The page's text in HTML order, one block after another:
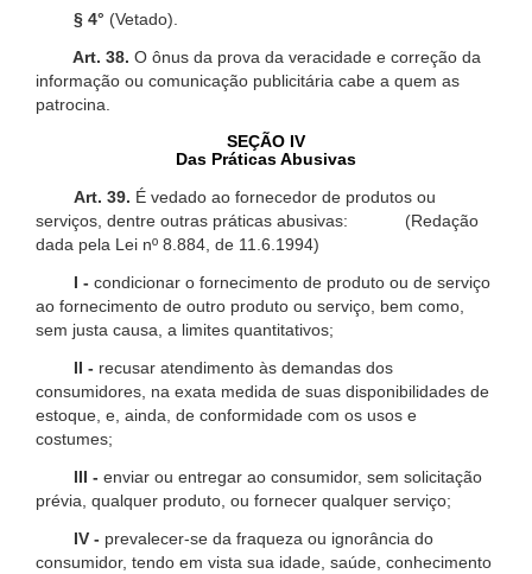
§ 4° (Vetado).
Art. 38. O ônus da prova da veracidade e correção da
informação ou comunicação publicitária cabe a quem as
patrocina.
SEÇÃO IV
Das Práticas Abusivas
Art. 39. É vedado ao fornecedor de produtos ou
serviços, dentre outras práticas abusivas: (Redação
dada pela Lei nº 8.884, de 11.6.1994)
I - condicionar o fornecimento de produto ou de serviço
ao fornecimento de outro produto ou serviço, bem como,
sem justa causa, a limites quantitativos;
II - recusar atendimento às demandas dos
consumidores, na exata medida de suas disponibilidades de
estoque, e, ainda, de conformidade com os usos e
costumes;
III - enviar ou entregar ao consumidor, sem solicitação
prévia, qualquer produto, ou fornecer qualquer serviço;
IV - prevalecer-se da fraqueza ou ignorância do
consumidor, tendo em vista sua idade, saúde, conhecimento